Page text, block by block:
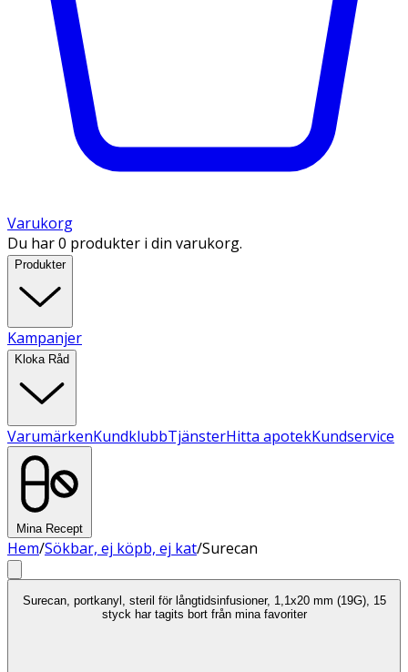
Varukorg
Du har 0 produkter i din varukorg.
Produkter
Kampanjer
Kloka Råd
VarumärkenKundklubbTjänsterHitta apotekKundservice
Mina Recept
Hem/Sökbar, ej köpb, ej kat/Surecan
Surecan, portkanyl, steril för långtidsinfusioner, 1,1x20 mm (19G), 15
styck har tagits bort från mina favoriter